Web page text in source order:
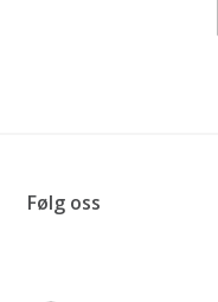
Følg oss